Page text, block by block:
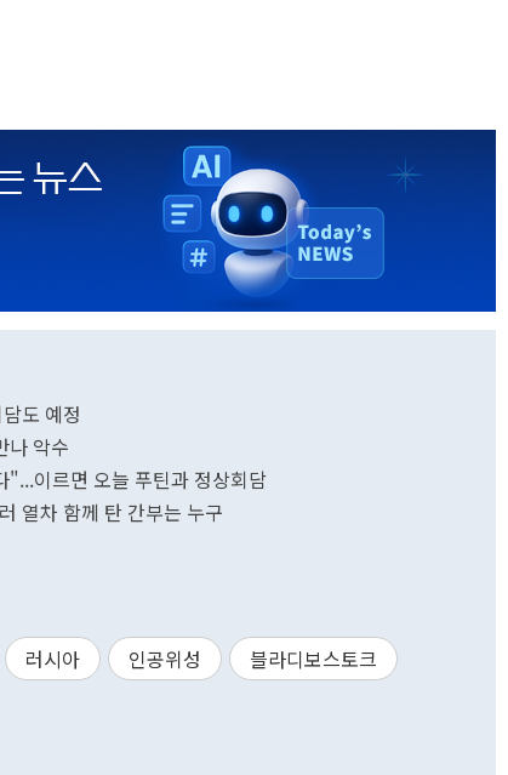
도 예정
나 악수
이르면 오늘 푸틴과 정상회담
열차 함께 탄 간부는 누구
러시아 인공위성
블라디보스토크